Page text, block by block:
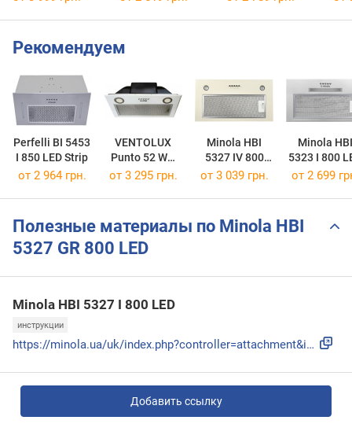
Рекомендуем
Perfelli BI 5453
I 850 LED Strip
VENTOLUX
Punto 52 WH
900 PB PC
Minola HBI
5327 IV 800
LED
Minola HBI
5323 I 800
от 2 964 грн. от 3 295 грн. от 3 039 грн. от 2 699
Полезные материалы по Minola HBI
5327 GR 800 LED
Minola HBI 5327 I 800 LED
инструкции
https://minola.ua/uk/index.php?controller=attachment&id_att...
Добавить ссылку